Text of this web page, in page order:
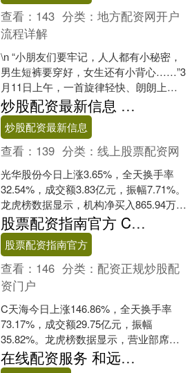
查看： 143 分类：地方配资网开户
流程详解
\n “小朋友们要牢记，人人都有小秘密，
男生短裤要穿好，女生还有小背心……”3
月11日上午，一首旋律轻快、朗朗上口
的原创防性侵儿歌《守护身体小秘密》
在重庆市石柱....
炒股配资最新信息 光华股份龙虎榜数据（5月18日）
炒股配资最新信息
查看： 139 分类：线上股票配资网
光华股份今日上涨3.65%，全天换手率
32.54%，成交额3.83亿元，振幅7.71%。
龙虎榜数据显示，机构净买入865.94万
元，营业部席位合计净卖出3153....
股票配资指南官方 C天海5月18日龙虎榜数据
股票配资指南官方
查看： 146 分类：配资正规炒股配
资门户
C天海今日上涨146.86%，全天换手率
73.17%，成交额29.75亿元，振幅
35.82%。龙虎榜数据显示，营业部席位
合计净买入9362.64万元。 深交所公....
在线配资服务 和远气体振幅16.59%，深股通龙虎榜上净卖出2372.37万元